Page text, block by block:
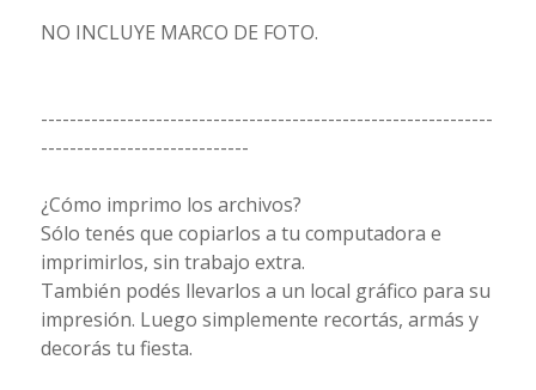
NO INCLUYE MARCO DE FOTO.
---------------------------------------------------------------
-----------------------------
¿Cómo imprimo los archivos?
Sólo tenés que copiarlos a tu computadora e
imprimirlos, sin trabajo extra.
También podés llevarlos a un local gráfico para su
impresión. Luego simplemente recortás, armás y
decorás tu fiesta.